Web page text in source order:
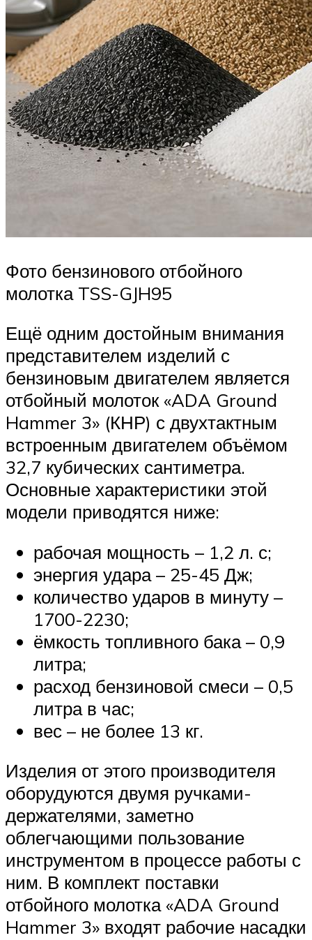
Фото бензинового отбойного
молотка TSS-GJH95
Ещё одним достойным внимания
представителем изделий с
бензиновым двигателем является
отбойный молоток «ADA Ground
Hammer 3» (КНР) с двухтактным
встроенным двигателем объёмом
32,7 кубических сантиметра.
Основные характеристики этой
модели приводятся ниже:
рабочая мощность – 1,2 л. с;
энергия удара – 25-45 Дж;
количество ударов в минуту –
1700-2230;
ёмкость топливного бака – 0,9
литра;
расход бензиновой смеси – 0,5
литра в час;
вес – не более 13 кг.
Изделия от этого производителя
оборудуются двумя ручками-
держателями, заметно
облегчающими пользование
инструментом в процессе работы с
ним. В комплект поставки
отбойного молотка «ADA Ground
Hammer 3» входят рабочие насадки